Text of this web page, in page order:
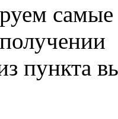
пункта